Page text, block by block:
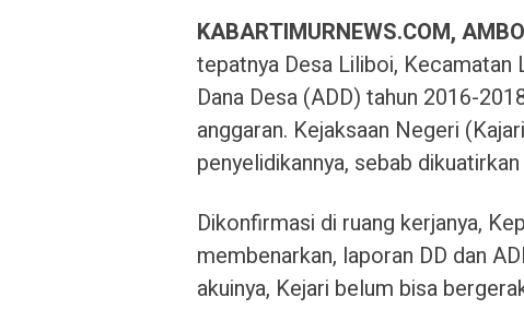
KABARTIMURNEWS.COM,
tepatnya Desa Liliboi, Kecamatan
Dana Desa (ADD) tahun 2016-
anggaran. Kejaksaan Negeri
penyelidikannya, sebab
Dikonfirmasi di ruang kerjanya,
membenarkan, laporan DD dan
akuinya, Kejari belum bisa